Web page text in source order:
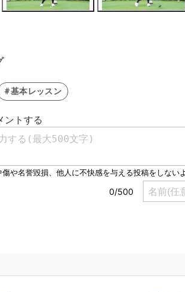
#基本レッスン